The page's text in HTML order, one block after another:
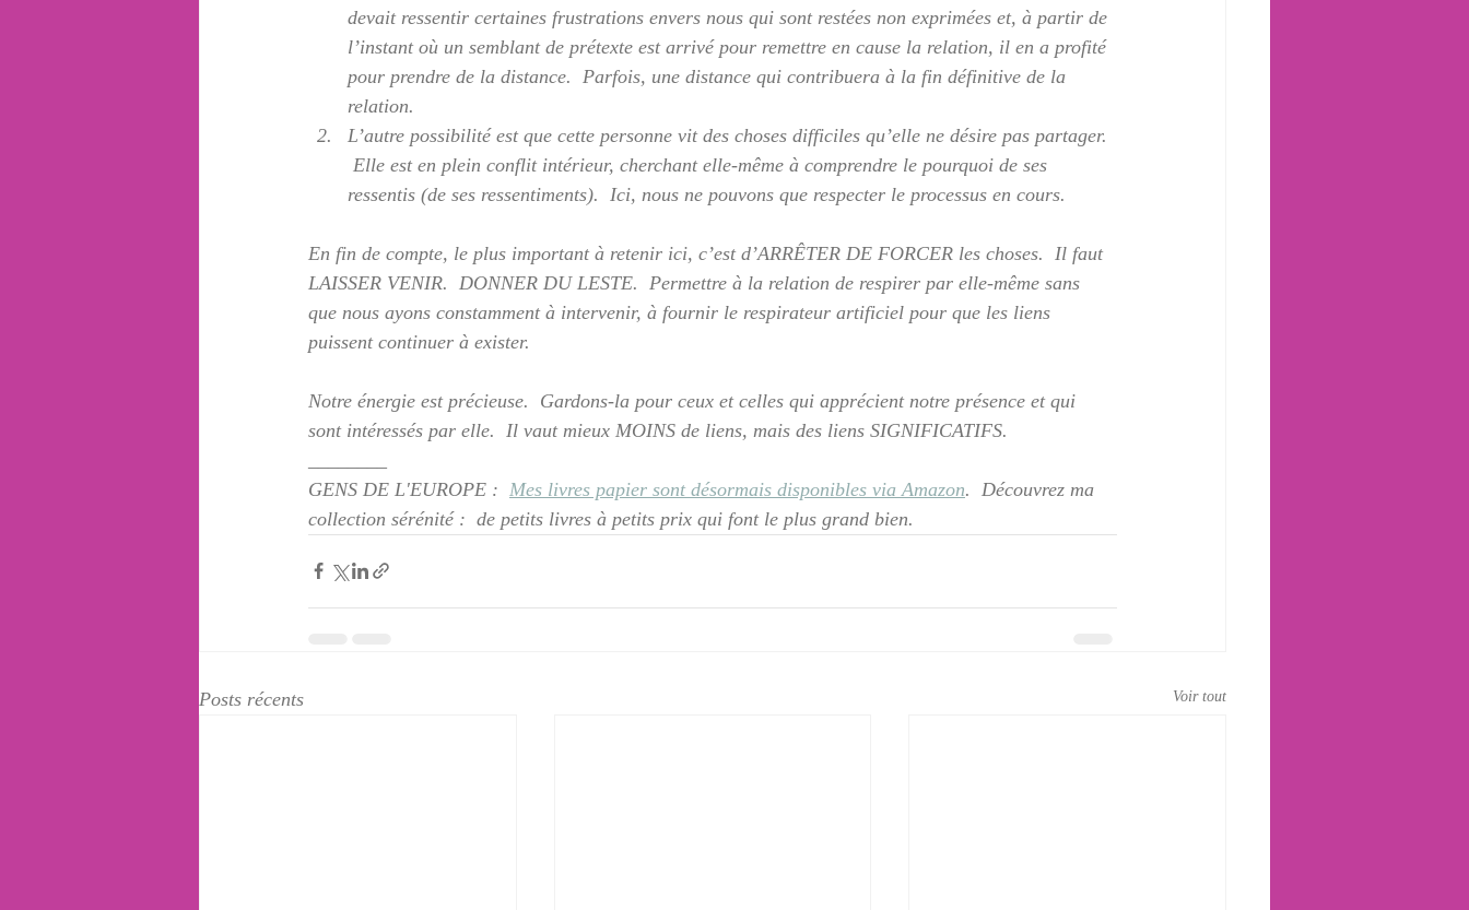
devait ressentir certaines frustrations envers nous qui sont restées non exprimées et, à partir de
l’instant où un semblant de prétexte est arrivé pour remettre en cause la relation, il en a profité
pour prendre de la distance.  Parfois, une distance qui contribuera à la fin définitive de la
relation.
L’autre possibilité est que cette personne vit des choses difficiles qu’elle ne désire pas partager.
Elle est en plein conflit intérieur, cherchant elle-même à comprendre le pourquoi de ses
ressentis (de ses ressentiments).  Ici, nous ne pouvons que respecter le processus en cours.
En fin de compte, le plus important à retenir ici, c’est d’ARRÊTER DE FORCER les choses.  Il faut
LAISSER VENIR.  DONNER DU LESTE.  Permettre à la relation de respirer par elle-même sans
que nous ayons constamment à intervenir, à fournir le respirateur artificiel pour que les liens
puissent continuer à exister.
Notre énergie est précieuse.  Gardons-la pour ceux et celles qui apprécient notre présence et qui
sont intéressés par elle.  Il vaut mieux MOINS de liens, mais des liens SIGNIFICATIFS.
GENS DE L'EUROPE : Mes livres papier sont désormais disponibles via Amazon.  Découvrez ma
collection sérénité :  de petits livres à petits prix qui font le plus grand bien.
Posts récents Voir tout